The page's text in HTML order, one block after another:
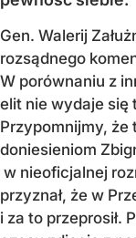
Gen. Walerij
rozsądnego
W porównaniu z
elit nie wydaje się
Przypomnijmy, że
doniesieniom
w nieoficjalnej
przyznał, że w
i za to przeprosił.